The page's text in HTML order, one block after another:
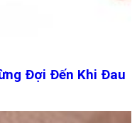
Đợi Đến Khi Đau